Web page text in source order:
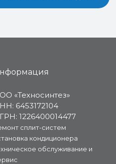
«Техносинтез»
6453172104
1226400014477
сплит-систем
кондиционера
обслуживание и